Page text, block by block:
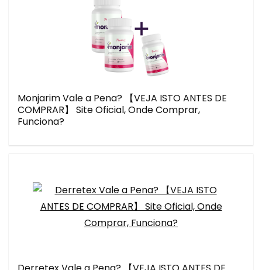
Monjarim Vale a Pena? 【VEJA ISTO ANTES DE
COMPRAR】 Site Oficial, Onde Comprar,
Funciona?